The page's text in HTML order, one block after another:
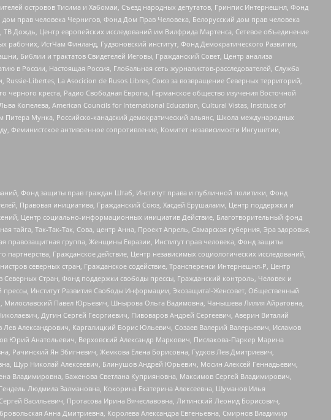
островов Тисима и Хабомаи, Съезд народных депутатов, Гринпис Интернешнл, Фонд
прав человека Чернигов, Фонд Дом Прав Человека, Белорусский дом прав человека
Дождь, Центр европейских исследований им Вилфрида Мартенса, Сетевое объединение
ИстЧам Финланд, Гудзоновский институт, Фонд Демократического Развития,
Библии и трактатов Свидетелей Иеговы, Гражданский Совет, Центр анализа
в России, Настоящая Россия, Глобальная сеть журналистов-расследователей, Служба
Libertes, La Asocicion de Rusos Libres, Союз за возвращение Северных территорий,
креста, Радио Свободная Европа, Германское общество изучения Восточной
Копелева, American Councils for International Education, Cultural Vistas, Institute of
Мунка, Российско-канадский демократический альянс, Школа международных
антивоенное сопротивление, Комитет независимости Ингушетии,
Фонд защиты прав граждан Штаб, Институт права и публичной политики, Фонд
Правовая инициатива, Гражданский Союз, Хасдей Ерушалаим, Центр поддержки и
Центр социально-информационных инициатив Действие, Благотворительный фонд
Так-Так-Так, Сова, центр Анна, Проект Апрель, Самарская губерния, Эра здоровья,
группа, Женщины Евразии, Институт прав человека, Фонд защиты
Гражданское действие, Центр независимых социологических исследований,
северных стран, Гражданское содействие, Трансперенси Интернешнл-Р, Центр
Стран, Фонд поддержки свободы прессы, Гражданский контроль, Человек и
Институт Развития Свободы Информации, Экозащита!-Женсовет, Общественный
Милославский Павел Юрьевич, Шнырова Ольга Вадимовна, Чанышева Лилия Айратовна,
Дугин Сергей Георгиевич, Пивоваров Андрей Сергеевич, Аверин Виталий
Александрович, Каргалицкий Борис Юльевич, Созаев Валерий Валерьевич, Исламов
Юрий Анатольевич, Верховский Александр Маркович, Пислакова-Паркер Марина
Рачинский Ян Збигневич, Жемкова Елена Борисовна, Гудков Лев Дмитриевич,
Щур Николай Алексеевич, Блинушов Андрей Юрьевич, Мосин Алексей Геннадьевич,
Владимировна, Баженова Светлана Куприяновна, Максимов Сергей Владимирович,
Людмила Залмановна, Кокорина Екатерина Алексеевна, Шуманов Илья
Васильевич, Протасова Ирина Вячеславовна, Литинский Леонид Борисович,
Анна Дмитриевна, Королева Александра Евгеньевна, Смирнов Владимир